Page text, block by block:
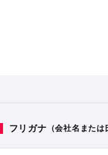
フリガナ （会社名または